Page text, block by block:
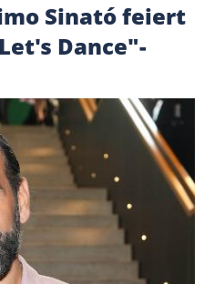
Sinató feiert
Dance"-